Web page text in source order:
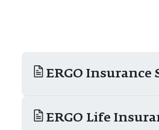
ERGO Insurance
ERGO Life